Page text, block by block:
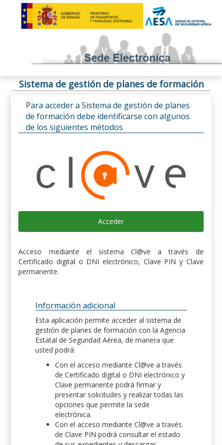
Sistema de gestión de planes de formación
Para acceder a Sistema de gestión de planes
de formación debe identificarse con algunos
de los siguientes métodos
Acceder
Acceso mediante el sistema Cl@ve a través de
Certificado digital o DNI electrónico, Clave PIN y Clave
permanente.
Información adicional
Esta aplicación permite acceder al sistema de
gestión de planes de formación con la Agencia
Estatal de Seguridad Aérea, de manera que
usted podrá:
Con el acceso mediante Cl@ve a través
de Certificado digital o DNI electrónico y
Clave permanente podrá firmar y
presentar solicitudes y realizar todas las
opciones que permite la sede
electrónica.
Con el acceso mediante Cl@ve a través
de Clave PIN podrá consultar el estado